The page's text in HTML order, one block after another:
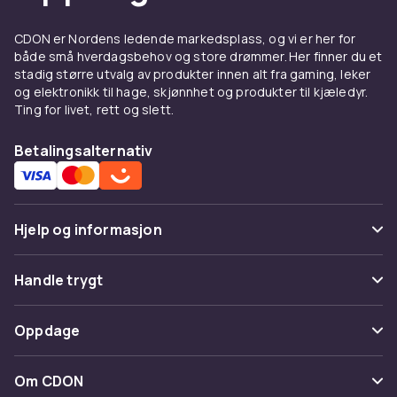
lett å tørke av. Skumgummi gir ekstra komfort
under lange arbeidsdager. For en mer
eksklusiv følelse finnes det modeller i
kunstskinn eller ekte skinn som gir et stilig
for bedre stabilitet og sklisikring, noe som er
spesielt verdsatt under intensivt dataarbeid
eller spilling.
Farger og motiver som gjør
skrivebordet personlig
Utseendet påvirker den generelle følelsen i
nøytrale farger som svart, grått og beige for
et mer nedtonet kontor. For de som ønsker
mer energi rundt arbeidsplassen, finnes det
CDON er Nordens ledende markedsplass, og vi er her for
både små hverdagsbehov og store drømmer. Her finner du et
stadig større utvalg av produkter innen alt fra gaming, leker
og elektronikk til hage, skjønnhet og produkter til kjæledyr.
Ting for livet, rett og slett.
Betalingsalternativ
Hjelp og informasjon
Vanlige spørsmål
Spor pakke
Angre & returner her
Kontakt oss
Handle trygt
Betaling
Levering
Oppdage
Kategorier
Om CDON